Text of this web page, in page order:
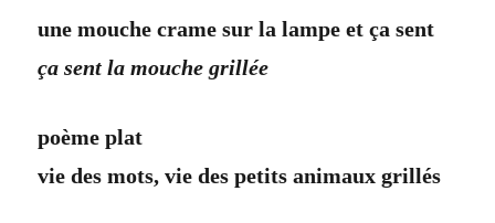
une mouche crame sur la lampe et ça sent
ça sent la mouche grillée
poème plat
vie des mots, vie des petits animaux grillés